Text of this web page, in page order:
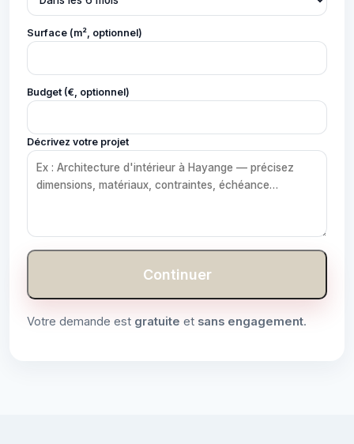
Surface (m², optionnel)
Budget (€, optionnel)
Décrivez votre projet
Continuer
Votre demande est gratuite et sans engagement.